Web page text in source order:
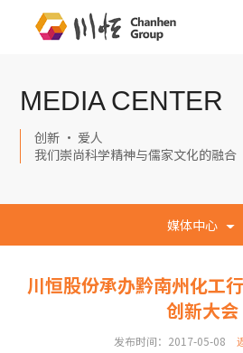
MEDIA CENTER
创新 · 爱人
我们崇尚科学精神与儒家文化的融合
媒体中心
川恒股份承办黔南州化工
创新大会
发布时间：2017-05-08